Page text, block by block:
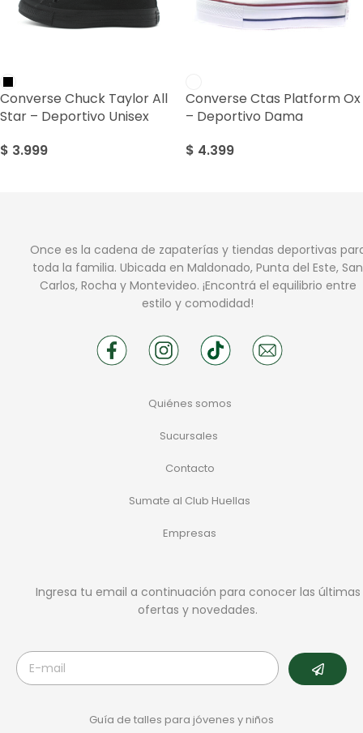
Converse Chuck Taylor All
Star – Deportivo Unisex
$ 3.999
Converse Ctas Platform Ox
– Deportivo Dama
$ 4.399
Once es la cadena de zapaterías y tiendas deportivas
toda la familia. Ubicada en Maldonado, Punta del Este, San
Carlos, Rocha y Montevideo. ¡Encontrá el equilibrio entre
estilo y comodidad!
Quiénes somos
Sucursales
Contacto
Sumate al Club Huellas
Empresas
Ingresa tu email a continuación para conocer las últimas
ofertas y novedades.
Guía de talles para jóvenes y niños